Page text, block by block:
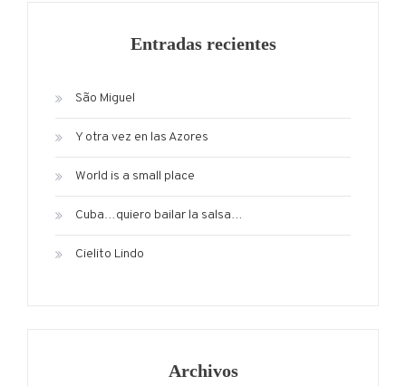
Entradas recientes
São Miguel
Y otra vez en las Azores
World is a small place
Cuba…quiero bailar la salsa…
Cielito Lindo
Archivos